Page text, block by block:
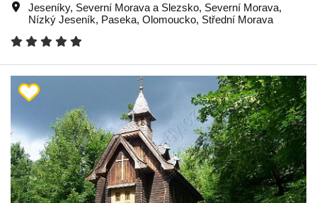
Jeseníky, Severní Morava a Slezsko, Severní Morava,
Nízký Jeseník, Paseka, Olomoucko, Střední Morava